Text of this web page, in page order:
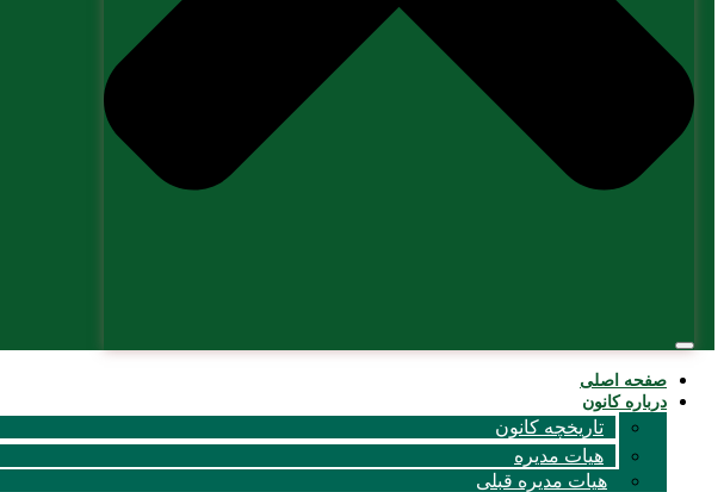
صفحه اصلی
درباره کانون
تاریخچه کانون
هیات مدیره
هیات مدیره قبلی